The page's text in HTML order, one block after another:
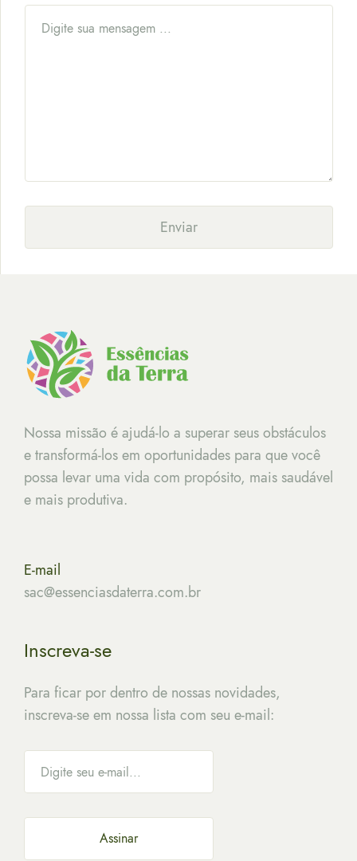
Enviar
Nossa missão é ajudá-lo a superar seus obstáculos
e transformá-los em oportunidades para que você
possa levar uma vida com propósito, mais saudável
e mais produtiva.
E-mail
sac@essenciasdaterra.com.br
Inscreva-se
Para ficar por dentro de nossas novidades,
inscreva-se em nossa lista com seu e-mail: